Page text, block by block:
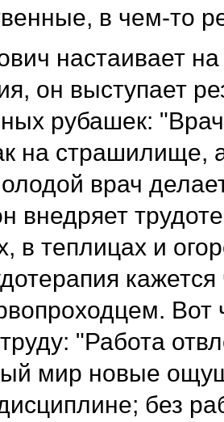
в чем-то
настаивает
он выступает
рубашек:
на страшилище,
врач
внедряет
в теплицах и
Вот
"Работа
мир новые
без